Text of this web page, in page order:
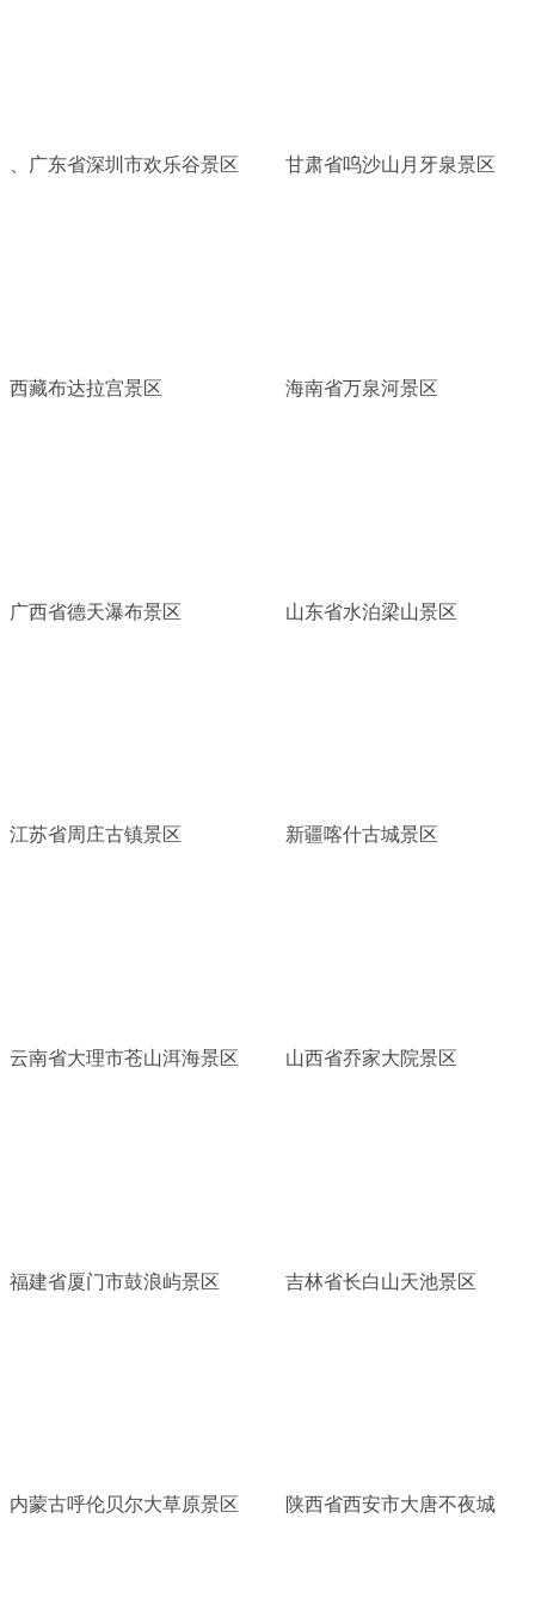
、广东省深圳市欢乐谷景区 甘肃省呜沙山月牙泉景区
西藏布达拉宫景区 海南省万泉河景区
广西省德天瀑布景区 山东省水泊梁山景区
江苏省周庄古镇景区 新疆喀什古城景区
云南省大理市苍山洱海景区 山西省乔家大院景区
福建省厦门市鼓浪屿景区 吉林省长白山天池景区
内蒙古呼伦贝尔大草原景区 陕西省西安市大唐不夜城